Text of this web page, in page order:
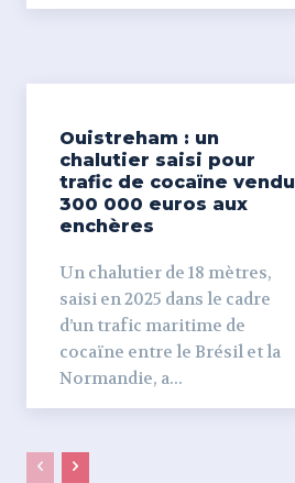
Ouistreham : un
chalutier saisi pour
trafic de cocaïne vendu
300 000 euros aux
enchères
Un chalutier de 18 mètres,
saisi en 2025 dans le cadre
d’un trafic maritime de
cocaïne entre le Brésil et la
Normandie, a...